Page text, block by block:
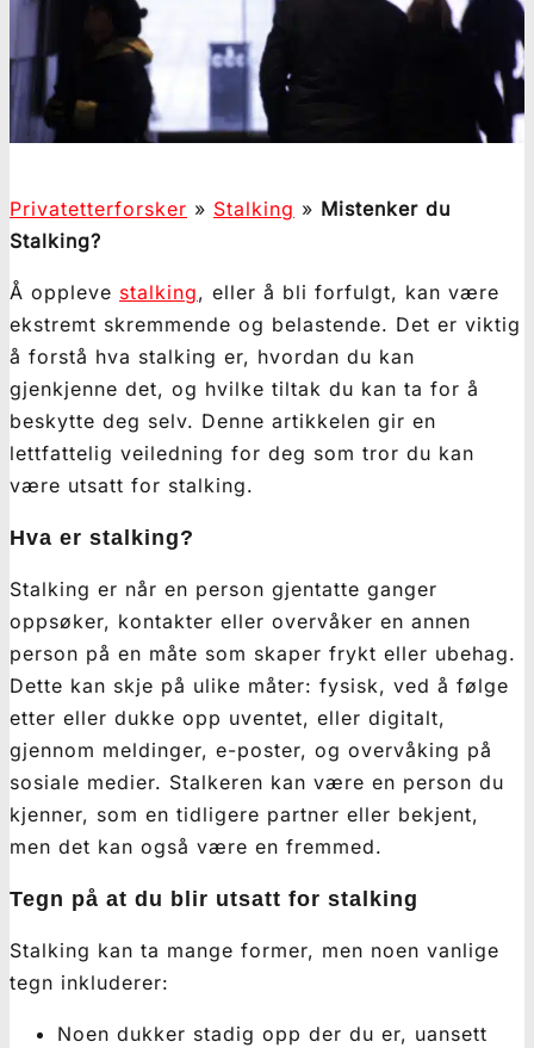
Privatetterforsker » Stalking » Mistenker du
Stalking?
Å oppleve stalking, eller å bli forfulgt, kan være
ekstremt skremmende og belastende. Det er viktig
å forstå hva stalking er, hvordan du kan
gjenkjenne det, og hvilke tiltak du kan ta for å
beskytte deg selv. Denne artikkelen gir en
lettfattelig veiledning for deg som tror du kan
være utsatt for stalking.
Hva er stalking?
Stalking er når en person gjentatte ganger
oppsøker, kontakter eller overvåker en annen
person på en måte som skaper frykt eller ubehag.
Dette kan skje på ulike måter: fysisk, ved å følge
etter eller dukke opp uventet, eller digitalt,
gjennom meldinger, e-poster, og overvåking på
sosiale medier. Stalkeren kan være en person du
kjenner, som en tidligere partner eller bekjent,
men det kan også være en fremmed.
Tegn på at du blir utsatt for stalking
Stalking kan ta mange former, men noen vanlige
tegn inkluderer:
Noen dukker stadig opp der du er, uansett